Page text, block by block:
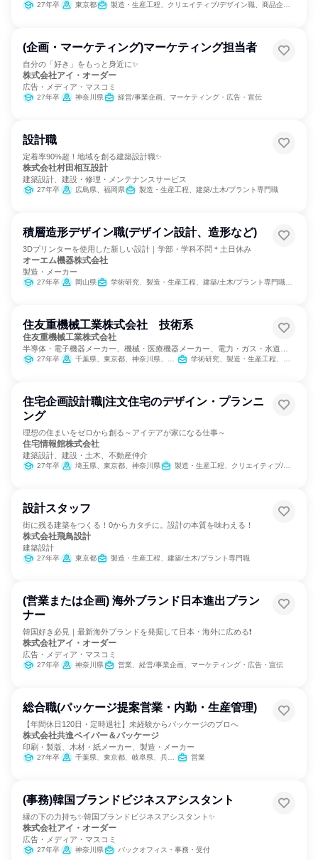
27年卒 東京都 製造・生産工程、クリエイティブ/デザイン職、商品企画、マーケティング・広報・広告・宣伝系職種
(企画・マーケティング)マーケティング担当者
自分の「好き」をもっと身近に✨
株式会社アイ・オーダー
広告・メディア・マスコミ
27年卒 神奈川県 経営/事業企画、マーケティング・広告・宣伝
設計職
定着率90%超！地域を創る建築設計職✨
株式会社村田相互設計
建築設計、建設・修理・メンテナンスサービス
27年卒 広島県、福岡県 製造・生産工程、建築/土木/プラント専門職
積層造形デザイン職(デザイン設計、造形など)
3Dプリンターを使用した新しい設計｜学部・学科不問＊土日休み
オーエム機器株式会社
製造・メーカー
27年卒 岡山県 学術研究、製造・生産工程、建築/土木/プラント専門職、商品企画
住友重機械工業株式会社 技術系
住友重機械工業株式会社
半導体・電子機器メーカー、機械・医療機器メーカー、電力・ガス・水道・
エネルギー
27年卒 千葉県、東京都、神奈川県、愛知県、愛媛県 学術研究、製造・生産工程、建築/土木/プラント専門職
住宅企画設計職|注文住宅のデザイン・プランニ
ング
理想の住まいをゼロから創る～アイデアが家になる仕事～
住宅情報館株式会社
建築設計、建設・土木、不動産仲介
27年卒 埼玉県、東京都、神奈川県 製造・生産工程、クリエイティブ/デザイン職
設計スタッフ
街に残る建築をつくる！0からカタチに。設計の本質を味わえる！
株式会社飛鳥設計
建築設計
27年卒 東京都 製造・生産工程、建築/土木/プラント専門職
(営業または企画) 海外ブランド日本進出プラン
ナー
韓国好き必見｜最新海外ブランドを発掘して日本・海外に広める❗
株式会社アイ・オーダー
広告・メディア・マスコミ
27年卒 神奈川県 営業、経営/事業企画、マーケティング・広告・宣伝
総合職(パッケージ提案営業・内勤・生産管理)
【年間休日120日・定時退社】未経験からパッケージのプロへ
株式会社共進ペイパー＆パッケージ
印刷・製版、木材・紙メーカー、製造・メーカー
27年卒 千葉県、東京都、岐阜県、兵庫県、岡山県 営業
(事務)韓国ブランドビジネスアシスタント
縁の下の力持ち✨韓国ブランドビジネスアシスタント✨
株式会社アイ・オーダー
広告・メディア・マスコミ
27年卒 神奈川県 バックオフィス・事務・受付